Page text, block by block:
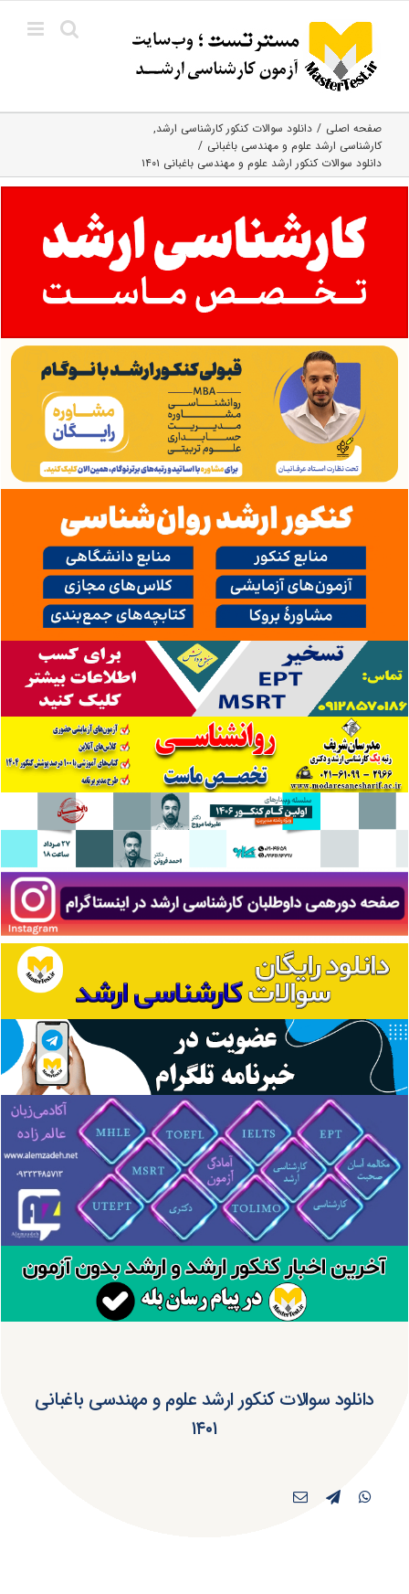
content
صفحه اصلی
دانلود سوالات کنکور کارشناسی ارشد
کارشناسی ارشد علوم و مهندسی باغبانی
دانلود سوالات کنکور ارشد ﻋﻠﻮم و ﻣﻬﻨﺪسی باغبانی ۱۴۰۱
دانلود سوالات کنکور ارشد ﻋﻠﻮم و ﻣﻬﻨﺪسی باغبانی
۱۴۰۱